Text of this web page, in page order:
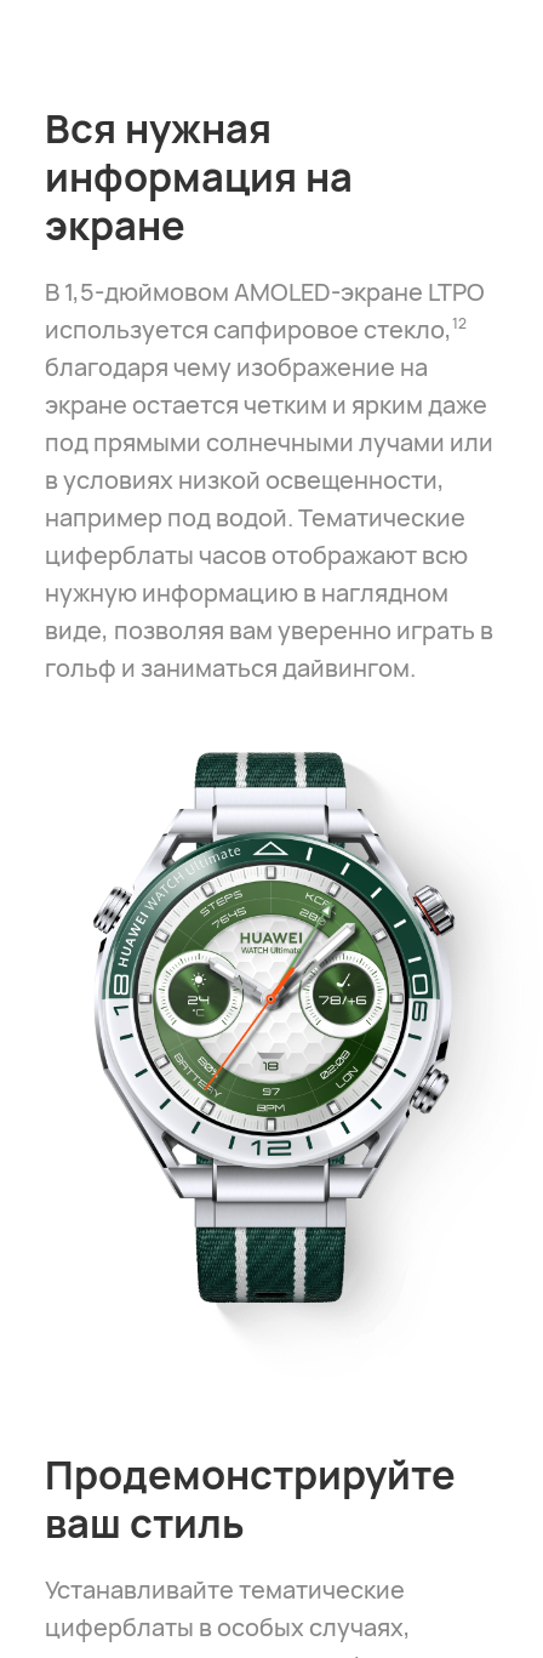
Продемонстрируйте
ваш стиль
Устанавливайте тематические
циферблаты в особых случаях,
Вся нужная
информация на
экране
В 1,5-дюймовом AMOLED-экране LTPO
используется сапфировое стекло,12
благодаря чему изображение на
экране остается четким и ярким даже
под прямыми солнечными лучами или
в условиях низкой освещенности,
например под водой. Тематические
циферблаты часов отображают всю
нужную информацию в наглядном
виде, позволяя вам уверенно играть в
гольф и заниматься дайвингом.